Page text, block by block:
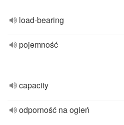
load-bearing
pojemność
capacity
odporność na ogień